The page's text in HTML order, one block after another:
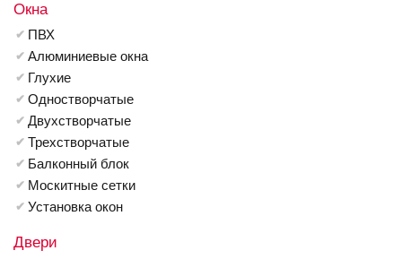
Окна
ПВХ
Алюминиевые окна
Глухие
Одностворчатые
Двухстворчатые
Трехстворчатые
Балконный блок
Москитные сетки
Установка окон
Двери